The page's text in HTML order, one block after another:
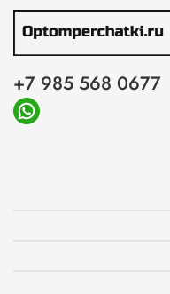
+7 985 568 0677